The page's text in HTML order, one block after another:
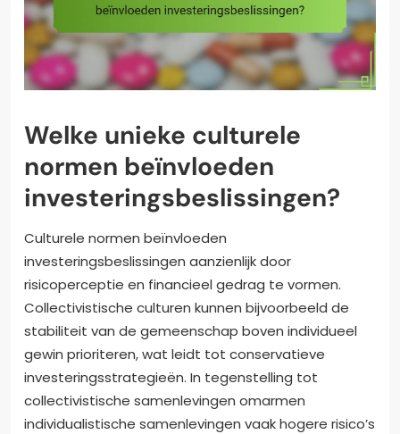
Welke unieke culturele
normen beïnvloeden
investeringsbeslissingen?
Culturele normen beïnvloeden
investeringsbeslissingen aanzienlijk door
risicoperceptie en financieel gedrag te vormen.
Collectivistische culturen kunnen bijvoorbeeld de
stabiliteit van de gemeenschap boven individueel
gewin prioriteren, wat leidt tot conservatieve
investeringsstrategieën. In tegenstelling tot
collectivistische samenlevingen omarmen
individualistische samenlevingen vaak hogere risico’s